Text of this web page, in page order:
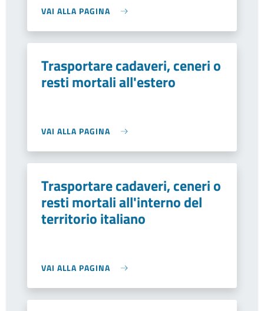
VAI ALLA PAGINA
Trasportare cadaveri, ceneri o
resti mortali all'estero
VAI ALLA PAGINA
Trasportare cadaveri, ceneri o
resti mortali all'interno del
territorio italiano
VAI ALLA PAGINA